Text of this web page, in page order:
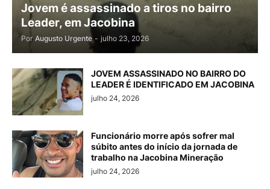
Jovem é assassinado a tiros no bairro
Leader, em Jacobina
Por Augusto Urgente - julho 23, 2026
JOVEM ASSASSINADO NO BAIRRO DO
LEADER É IDENTIFICADO EM JACOBINA
julho 24, 2026
Funcionário morre após sofrer mal
súbito antes do início da jornada de
trabalho na Jacobina Mineração
julho 24, 2026